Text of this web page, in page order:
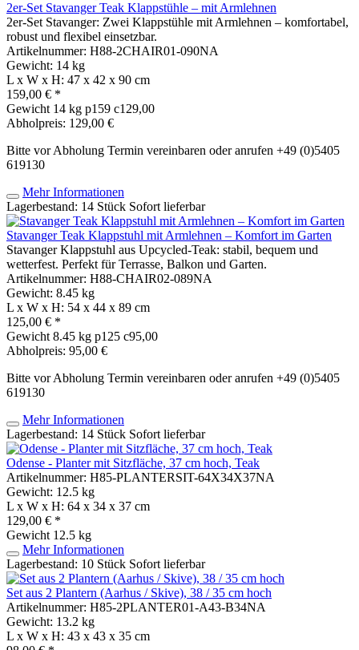
2er-Set Stavanger Teak Klappstühle – mit Armlehnen
2er-Set Stavanger: Zwei Klappstühle mit Armlehnen – komfortabel,
robust und flexibel einsetzbar.
Artikelnummer: H88-2CHAIR01-090NA
Gewicht: 14 kg
L x W x H: 47 x 42 x 90 cm
159,00 € *
Gewicht 14 kg p159 c129,00
Abholpreis: 129,00 €
Bitte vor Abholung Termin vereinbaren oder anrufen +49 (0)5405
619130
Mehr Informationen
Lagerbestand: 14 Stück Sofort lieferbar
Stavanger Teak Klappstuhl mit Armlehnen – Komfort im Garten
Stavanger Klappstuhl aus Upcycled-Teak: stabil, bequem und
wetterfest. Perfekt für Terrasse, Balkon und Garten.
Artikelnummer: H88-CHAIR02-089NA
Gewicht: 8.45 kg
L x W x H: 54 x 44 x 89 cm
125,00 € *
Gewicht 8.45 kg p125 c95,00
Abholpreis: 95,00 €
Bitte vor Abholung Termin vereinbaren oder anrufen +49 (0)5405
619130
Mehr Informationen
Lagerbestand: 14 Stück Sofort lieferbar
Odense - Planter mit Sitzfläche, 37 cm hoch, Teak
Artikelnummer: H85-PLANTERSIT-64X34X37NA
Gewicht: 12.5 kg
L x W x H: 64 x 34 x 37 cm
129,00 € *
Gewicht 12.5 kg
Mehr Informationen
Lagerbestand: 10 Stück Sofort lieferbar
Set aus 2 Plantern (Aarhus / Skive), 38 / 35 cm hoch
Artikelnummer: H85-2PLANTER01-A43-B34NA
Gewicht: 13.2 kg
L x W x H: 43 x 43 x 35 cm